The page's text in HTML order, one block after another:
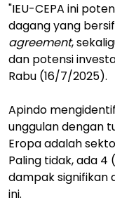
"IEU-CEPA ini
dagang yang
agreement,
dan potensi
Rabu (16/7/2025).
Apindo
unggulan dengan
Eropa adalah
Paling tidak, ada
dampak signifikan
ini.